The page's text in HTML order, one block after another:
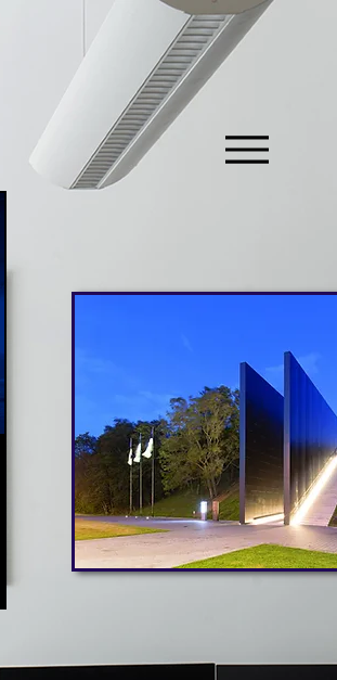
Lugemispaviljon “Valge leht” Eesti
preemia VÄIKE laureaat 2022
Arhitektuuripreemia
Jan 28, 2023